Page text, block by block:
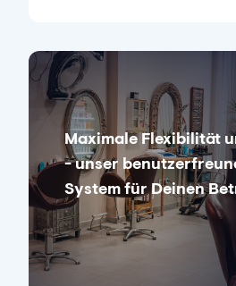
Maximale Flexibilität
- unser
System für Deinen